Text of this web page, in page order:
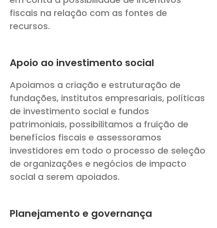
fiscais na relação com as fontes de
recursos.
Apoio ao investimento social
Apoiamos a criação e estruturação de
fundações, institutos empresariais, políticas
de investimento social e fundos
patrimoniais, possibilitamos a fruição de
benefícios fiscais e assessoramos
investidores em todo o processo de seleção
de organizações e negócios de impacto
social a serem apoiados.
Planejamento e governança